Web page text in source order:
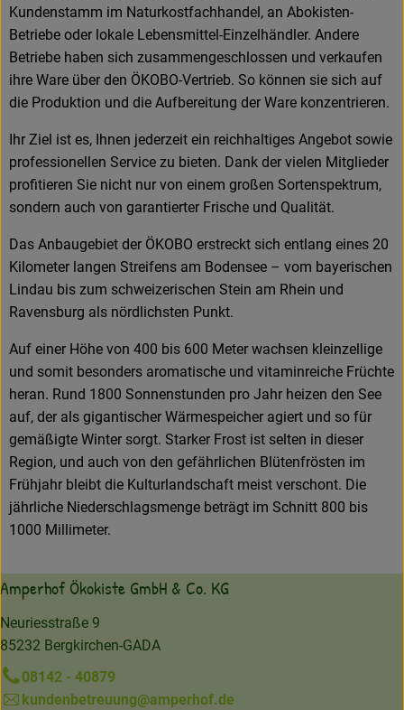
Kundenstamm im Naturkostfachhandel, an Abokisten-
Betriebe oder lokale Lebensmittel-Einzelhändler. Andere
Betriebe haben sich zusammengeschlossen und verkaufen
ihre Ware über den ÖKOBO-Vertrieb. So können sie sich auf
die Produktion und die Aufbereitung der Ware konzentrieren.
Ihr Ziel ist es, Ihnen jederzeit ein reichhaltiges Angebot sowie
professionellen Service zu bieten. Dank der vielen Mitglieder
profitieren Sie nicht nur von einem großen Sortenspektrum,
sondern auch von garantierter Frische und Qualität.
Das Anbaugebiet der ÖKOBO erstreckt sich entlang eines 20
Kilometer langen Streifens am Bodensee – vom bayerischen
Lindau bis zum schweizerischen Stein am Rhein und
Ravensburg als nördlichsten Punkt.
Auf einer Höhe von 400 bis 600 Meter wachsen kleinzellige
und somit besonders aromatische und vitaminreiche Früchte
heran. Rund 1800 Sonnenstunden pro Jahr heizen den See
auf, der als gigantischer Wärmespeicher agiert und so für
gemäßigte Winter sorgt. Starker Frost ist selten in dieser
Region, und auch von den gefährlichen Blütenfrösten im
Frühjahr bleibt die Kulturlandschaft meist verschont. Die
jährliche Niederschlagsmenge beträgt im Schnitt 800 bis
1000 Millimeter.
Amperhof Ökokiste GmbH & Co. KG
Neuriesstraße 9
85232 Bergkirchen-GADA
08142 - 40879
kundenbetreuung@amperhof.de